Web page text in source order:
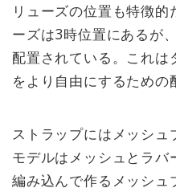
リューズの位置も特徴
ーズは3時位置にあるが
配置されている。これは
をより自由にするための
ストラップにはメッシ
モデルはメッシュとラ
編み込んで作るメッシュ